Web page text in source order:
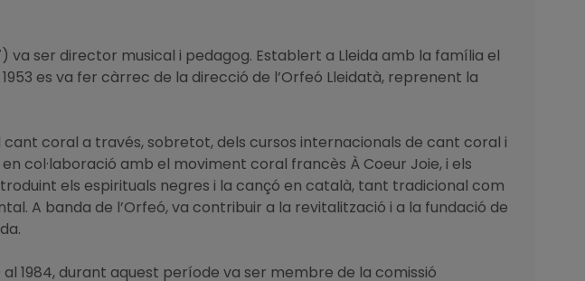
va ser director musical i pedagog. Establert a Lleida amb la família el
es va fer càrrec de la direcció de l’Orfeó Lleidatà, reprenent la
coral a través, sobretot, dels cursos internacionals de cant coral i
col·laboració amb el moviment coral francès À Coeur Joie, i els
els espirituals negres i la cançó en català, tant tradicional com
A banda de l’Orfeó, va contribuir a la revitalització i a la fundació de
1984, durant aquest període va ser membre de la comissió